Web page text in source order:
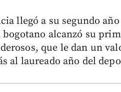
llegó a su segundo
alcanzó su
que le dan un
al laureado año del